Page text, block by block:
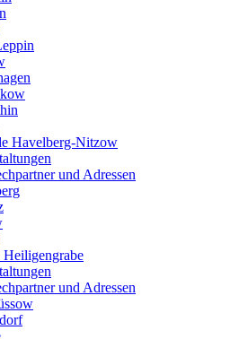
Havelberg-Nitzow
und Adressen
Heiligengrabe
und Adressen